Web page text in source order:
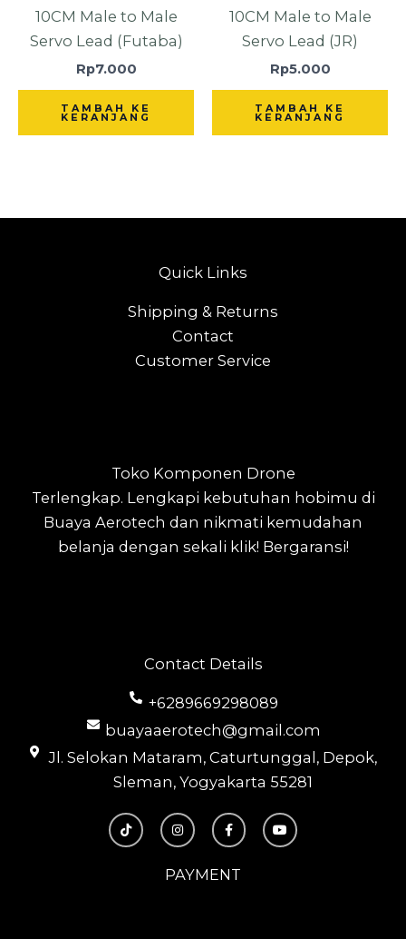
10CM Male to Male
Servo Lead (Futaba)
Rp7.000
TAMBAH KE
KERANJANG
10CM Male to Male
Servo Lead (JR)
Rp5.000
TAMBAH KE
KERANJANG
Contact Details
+6289669298089
buayaaerotech@gmail.com
Jl. Selokan Mataram, Caturtunggal, Depok,
Sleman, Yogyakarta 55281
T
i
k
I
n
s
a
g
F
a
c
b
o
Y
o
u
PAYMENT
Toko Komponen Drone
Terlengkap. Lengkapi kebutuhan hobimu di
Buaya Aerotech dan nikmati kemudahan
belanja dengan sekali klik! Bergaransi!
Quick Links
Shipping & Returns
Contact
Customer Service